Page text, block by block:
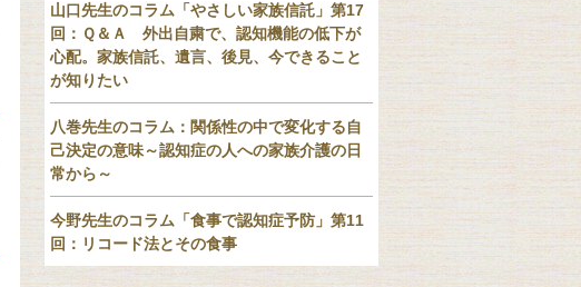
山口先生のコラム「やさしい家族信託」第17
回：Ｑ＆Ａ 外出自粛で、認知機能の低下が
心配。家族信託、遺言、後見、今できること
が知りたい
八巻先生のコラム：関係性の中で変化する自
己決定の意味～認知症の人への家族介護の日
常から～
今野先生のコラム「食事で認知症予防」第11
回：リコード法とその食事